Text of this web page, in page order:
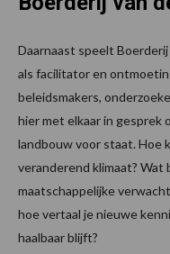
Daarnaast speelt
als facilitator en
beleidsmakers,
hier met elkaar in gesprek
landbouw voor staat. Hoe
veranderend klimaat?
maatschappelijke
hoe vertaal je nieuwe
haalbaar blijft?